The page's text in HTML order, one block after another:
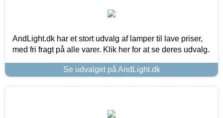
AndLight.dk har et stort udvalg af lamper til lave priser,
med fri fragt på alle varer. Klik her for at se deres udvalg.
Se udvalget på AndLight.dk